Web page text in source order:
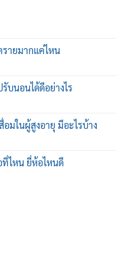
ายมากแค่ไหน
บนอนได้ดีอย่างไร
มในผู้สูงอายุ มีอะไรบ้าง
ไหน ยี่ห้อไหนดี